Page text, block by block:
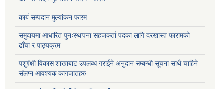
कार्य सम्पदान मुल्यांकन फारम
समुदायमा आधारित पुनःस्थापना सहजकर्ता पदका लागि दरखास्त फारामको
ढाँचा र पाठ्यक्रम
पशुपंक्षी विकास शाखाबाट उपलब्ध गराईने अनुदान सम्बन्धी सूचना साथै चाहिने
संलग्न आवश्यक कागजातहरु